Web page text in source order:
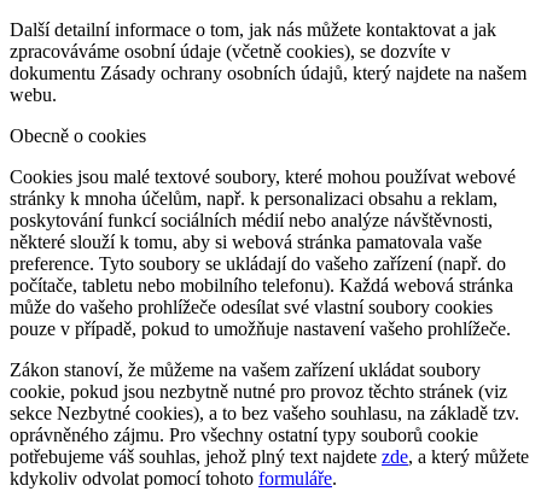
Další detailní informace o tom, jak nás můžete kontaktovat a jak
zpracováváme osobní údaje (včetně cookies), se dozvíte v
dokumentu Zásady ochrany osobních údajů, který najdete na našem
webu.
Obecně o cookies
Cookies jsou malé textové soubory, které mohou používat webové
stránky k mnoha účelům, např. k personalizaci obsahu a reklam,
poskytování funkcí sociálních médií nebo analýze návštěvnosti,
některé slouží k tomu, aby si webová stránka pamatovala vaše
preference. Tyto soubory se ukládají do vašeho zařízení (např. do
počítače, tabletu nebo mobilního telefonu). Každá webová stránka
může do vašeho prohlížeče odesílat své vlastní soubory cookies
pouze v případě, pokud to umožňuje nastavení vašeho prohlížeče.
Zákon stanoví, že můžeme na vašem zařízení ukládat soubory
cookie, pokud jsou nezbytně nutné pro provoz těchto stránek (viz
sekce Nezbytné cookies), a to bez vašeho souhlasu, na základě tzv.
oprávněného zájmu. Pro všechny ostatní typy souborů cookie
potřebujeme váš souhlas, jehož plný text najdete zde, a který můžete
kdykoliv odvolat pomocí tohoto formuláře.